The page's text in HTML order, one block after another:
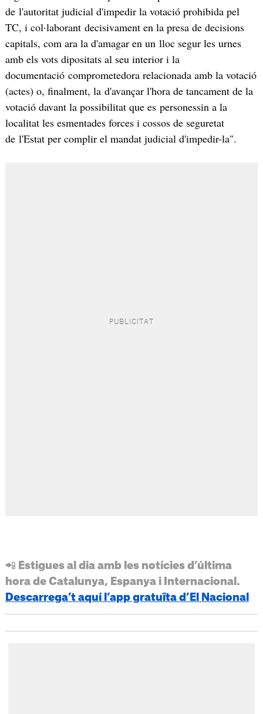
de l'autoritat judicial d'impedir la votació prohibida pel
TC, i col·laborant decisivament en la presa de decisions
capitals, com ara la d'amagar en un lloc segur les urnes
amb els vots dipositats al seu interior i la
documentació comprometedora relacionada amb la votació
(actes) o, finalment, la d'avançar l'hora de tancament de la
votació davant la possibilitat que es personessin a la
localitat les esmentades forces i cossos de seguretat
de l'Estat per complir el mandat judicial d'impedir-la".
📲 Estigues al dia amb les notícies d’última
hora de Catalunya, Espanya i Internacional.
Descarrega’t aquí l’app gratuïta d’El Nacional